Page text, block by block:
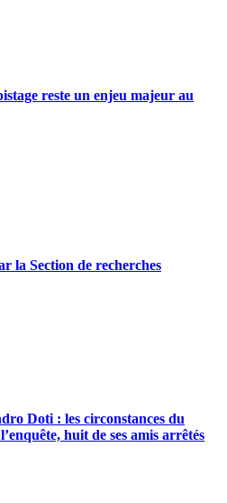
reste un enjeu majeur au
la Section de recherches
Doti : les circonstances du
huit de ses amis arrêtés